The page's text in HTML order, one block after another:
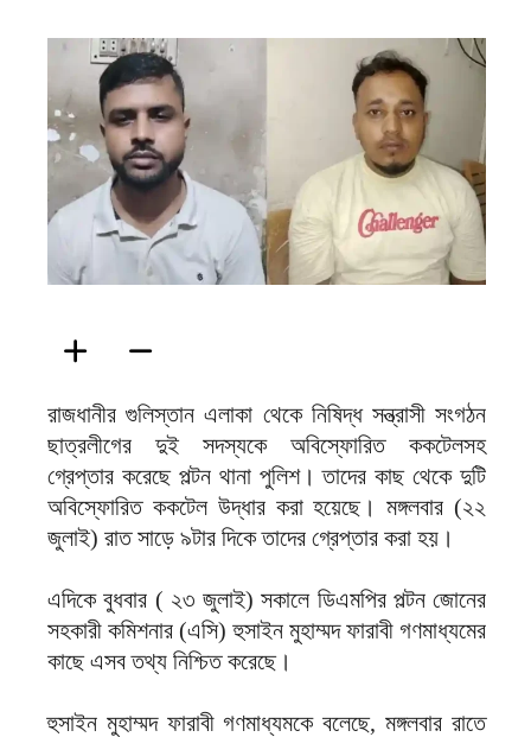
রাজধানীর গুলিস্তান এলাকা থেকে নিষিদ্ধ সন্ত্রাসী সংগঠন
ছাত্রলীগের দুই সদস্যকে অবিস্ফোরিত ককটেলসহ
গ্রেপ্তার করেছে পল্টন থানা পুলিশ। তাদের কাছ থেকে দুটি
অবিস্ফোরিত ককটেল উদ্ধার করা হয়েছে। মঙ্গলবার (২২
জুলাই) রাত সাড়ে ৯টার দিকে তাদের গ্রেপ্তার করা হয়।
এদিকে বুধবার ( ২৩ জুলাই) সকালে ডিএমপির পল্টন জোনের
সহকারী কমিশনার (এসি) হুসাইন মুহাম্মদ ফারাবী গণমাধ্যমের
কাছে এসব তথ্য নিশ্চিত করেছে।
হুসাইন মুহাম্মদ ফারাবী গণমাধ্যমকে বলেছে, মঙ্গলবার রাতে